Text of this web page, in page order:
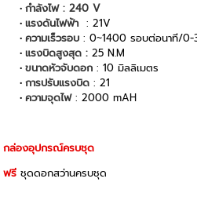
กำลังไฟ : 240 V
แรงดันไฟฟ้า : 21V
ความเร็วรอบ : 0~1400 รอบต่อนาที/0-
แรงบิดสูงสุด : 25 N.M
ขนาดหัวจับดอก: 10 มิลลิเมตร
การปรับแรงบิด : 21
ความจุดไฟ : 2000 mAH
กล่องอุปกรณ์ครบชุด
ฟรีชุดดอกสว่านครบชุด